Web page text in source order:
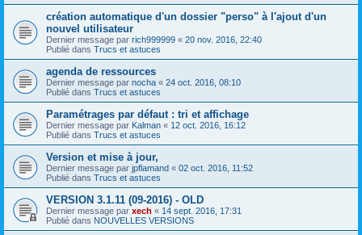
création automatique d'un dossier "perso" à l'ajout d'un
nouvel utilisateur
Dernier message par rich999999 « 20 nov. 2016, 22:40
Publié dans Trucs et astuces
agenda de ressources
Dernier message par nocha « 24 oct. 2016, 08:10
Publié dans Trucs et astuces
Paramétrages par défaut : tri et affichage
Dernier message par Kalman « 12 oct. 2016, 16:12
Publié dans Trucs et astuces
Version et mise à jour,
Dernier message par jpflamand « 02 oct. 2016, 11:52
Publié dans Trucs et astuces
VERSION 3.1.11 (09-2016) - OLD
Dernier message par xech « 14 sept. 2016, 17:31
Publié dans NOUVELLES VERSIONS